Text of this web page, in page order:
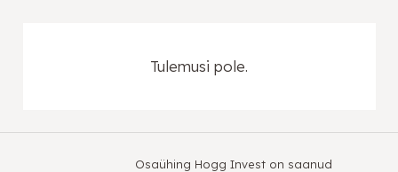
Tulemusi pole.
Osaühing Hogg Invest on saanud